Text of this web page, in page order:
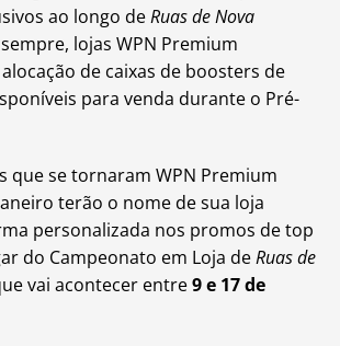
ao longo deRuas de Nova
lojas WPN Premium
de caixas de boosters de
para venda durante o Pré-
que se tornaram WPN Premium
terão o nome de sua loja
personalizada nos promos de top
do Campeonato em Loja deRuas de
vai acontecer entre9 e 17 de